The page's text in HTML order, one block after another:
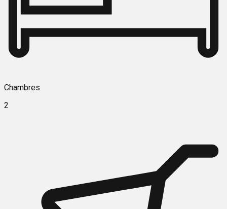
Chambres
2